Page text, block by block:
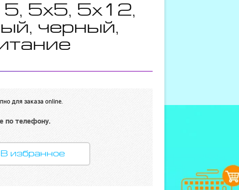
5х5, 5х12,
черный,
для заказа online.
по телефону.
В избранное